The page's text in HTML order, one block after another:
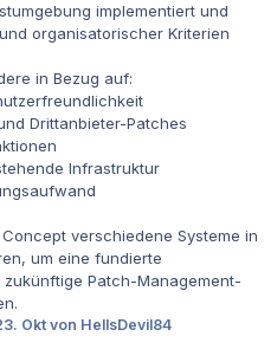
implementiert und
organisatorischer Kriterien
in Bezug auf:
Drittanbieter-Patches
Infrastruktur
verschiedene Systeme in
um eine fundierte
Patch-Management-
Oktvon HellsDevil84